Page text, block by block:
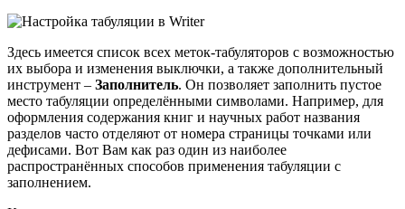
Здесь имеется список всех меток-табуляторов с возможностью
их выбора и изменения выключки, а также дополнительный
инструмент – Заполнитель. Он позволяет заполнить пустое
место табуляции определёнными символами. Например, для
оформления содержания книг и научных работ названия
разделов часто отделяют от номера страницы точками или
дефисами. Вот Вам как раз один из наиболее
распространённых способов применения табуляции с
заполнением.